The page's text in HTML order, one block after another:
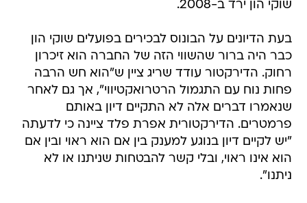
שוקי הון ירד ב-2008.
בעת הדיונים על הבונוס לבכירים בפועלים שוקי הון
כבר היה ברור שהשווי הזה של החברה הוא זיכרון
רחוק. הדירקטור עודד שריג ציין ש"הוא חש הרבה
פחות נוח עם התגמול הרטרואקטיווי", אך גם לאחר
שנאמרו דברים אלה לא התקיים דיון באותם
פרמטרים. הדירקטורית אפרת פלד ציינה כי לדעתה
"יש לקיים דיון בנוגע למענק בין אם הוא ראוי ובין אם
הוא אינו ראוי, ובלי קשר להבטחות שניתנו או לא
ניתנו".